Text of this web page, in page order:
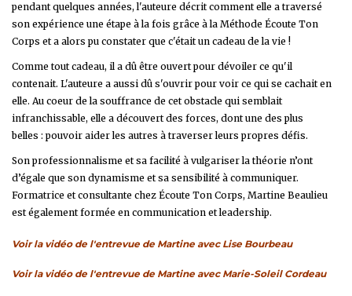
pendant quelques années, l'auteure décrit comment elle a traversé
son expérience une étape à la fois grâce à la Méthode Écoute Ton
Corps et a alors pu constater que c'était un cadeau de la vie !
Comme tout cadeau, il a dû être ouvert pour dévoiler ce qu'il
contenait. L'auteure a aussi dû s'ouvrir pour voir ce qui se cachait en
elle. Au coeur de la souffrance de cet obstacle qui semblait
infranchissable, elle a découvert des forces, dont une des plus
belles : pouvoir aider les autres à traverser leurs propres défis.
Son professionnalisme et sa facilité à vulgariser la théorie n’ont
d’égale que son dynamisme et sa sensibilité à communiquer.
Formatrice et consultante chez Écoute Ton Corps, Martine Beaulieu
est également formée en communication et leadership.
Voir la vidéo de l'entrevue de Martine avec Lise Bourbeau
Voir la vidéo de l'entrevue de Martine avec Marie-Soleil Cordeau